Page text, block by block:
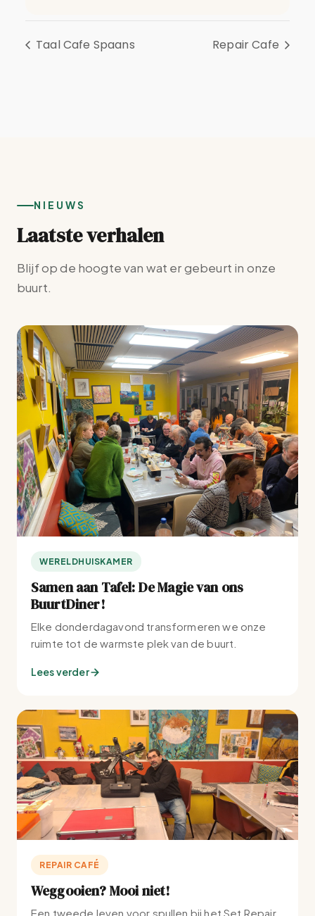
Taal Cafe Spaans Repair Cafe
NIEUWS
Laatste verhalen
Blijf op de hoogte van wat er gebeurt in onze
buurt.
WERELDHUISKAMER
Samen aan Tafel: De Magie van ons
BuurtDiner!
Elke donderdagavond transformeren we onze
ruimte tot de warmste plek van de buurt.
Lees verder
REPAIR CAFÉ
Weggooien? Mooi niet!
Een tweede leven voor spullen bij het Set Repair